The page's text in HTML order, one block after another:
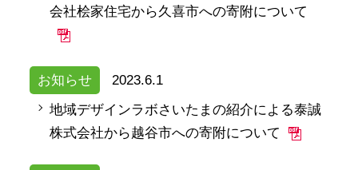
会社桧家住宅から久喜市への寄附について
お知らせ
2023.6.1
地域デザインラボさいたまの紹介による泰誠
株式会社から越谷市への寄附について